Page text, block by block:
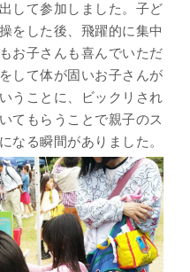
して参加しました。子ど
をした後、飛躍的に集中
お子さんも喜んでいただ
して体が固いお子さんが
うことに、ビックリされ
てもらうことで親子のス
なる瞬間がありました。